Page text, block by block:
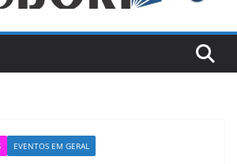
EVENTOS EM GERAL